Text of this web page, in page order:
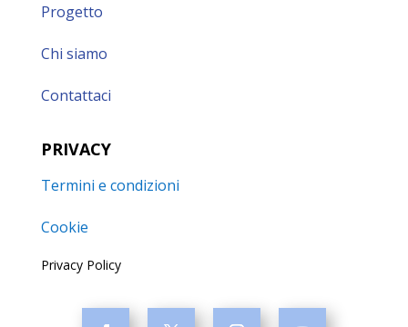
Progetto
Chi siamo
Contattaci
PRIVACY
Termini e condizioni
Cookie
Privacy Policy